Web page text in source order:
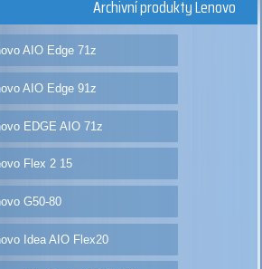
Archivní produkty Lenovo
AIO Edge 71z
AIO Edge 91z
EDGE AIO 71z
Flex 2 15
G50-80
Idea AIO Flex20